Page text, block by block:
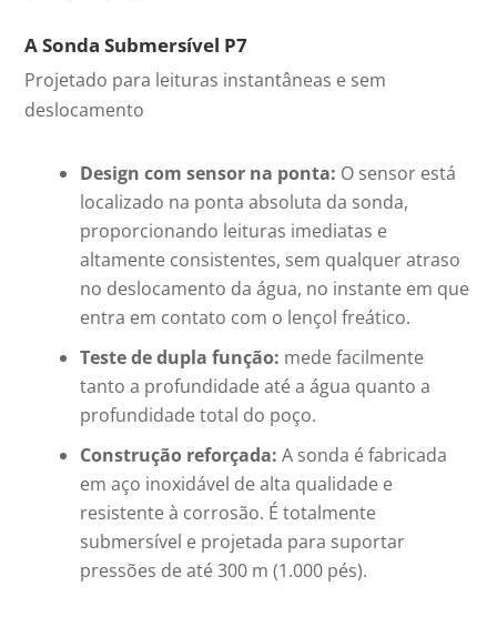
A Sonda Submersível P7
Projetado para leituras instantâneas e sem
deslocamento
Design com sensor na ponta: O sensor está
localizado na ponta absoluta da sonda,
proporcionando leituras imediatas e
altamente consistentes, sem qualquer atraso
no deslocamento da água, no instante em que
entra em contato com o lençol freático.
Teste de dupla função: mede facilmente
tanto a profundidade até a água quanto a
profundidade total do poço.
Construção reforçada: A sonda é fabricada
em aço inoxidável de alta qualidade e
resistente à corrosão. É totalmente
submersível e projetada para suportar
pressões de até 300 m (1.000 pés).